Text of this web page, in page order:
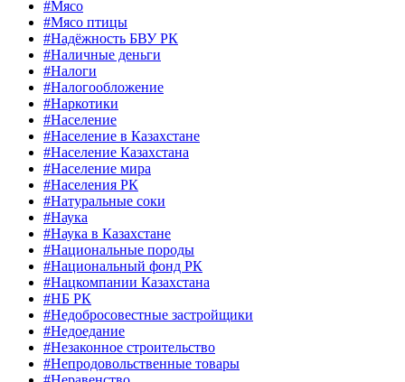
#Мясо
#Мясо птицы
#Надёжность БВУ РК
#Наличные деньги
#Налоги
#Налогообложение
#Наркотики
#Население
#Население в Казахстане
#Население Казахстана
#Население мира
#Населения РК
#Натуральные соки
#Наука
#Наука в Казахстане
#Национальные породы
#Национальный фонд РК
#Нацкомпании Казахстана
#НБ РК
#Недобросовестные застройщики
#Недоедание
#Незаконное строительство
#Непродовольственные товары